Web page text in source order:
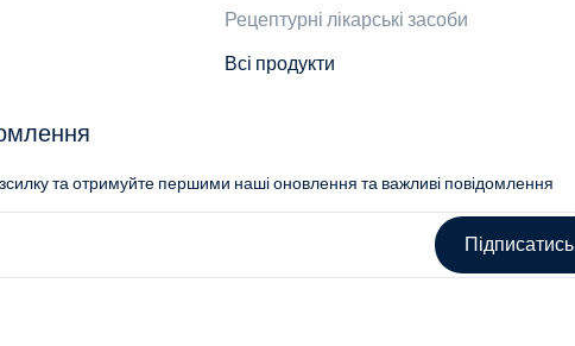
Рецептурні лікарські засоби
Всі продукти
та отримуйте першими наші оновлення та важливі повідомлення
Підписатись